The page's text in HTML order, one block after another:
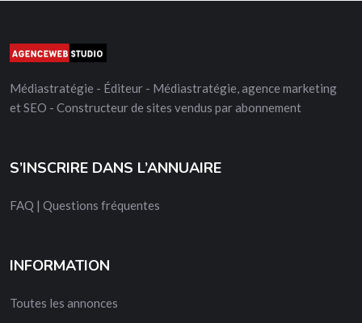
Médiastratégie - Éditeur - Médiastratégie, agence marketing
et SEO - Constructeur de sites vendus par abonnement
S’INSCRIRE DANS L’ANNUAIRE
FAQ | Questions fréquentes
INFORMATION
Toutes les annonces